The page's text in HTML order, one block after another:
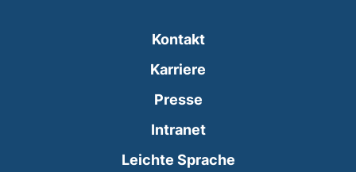
Kontakt
Karriere
Presse
Intranet(externer Link, öffnet
Leichte Sprache